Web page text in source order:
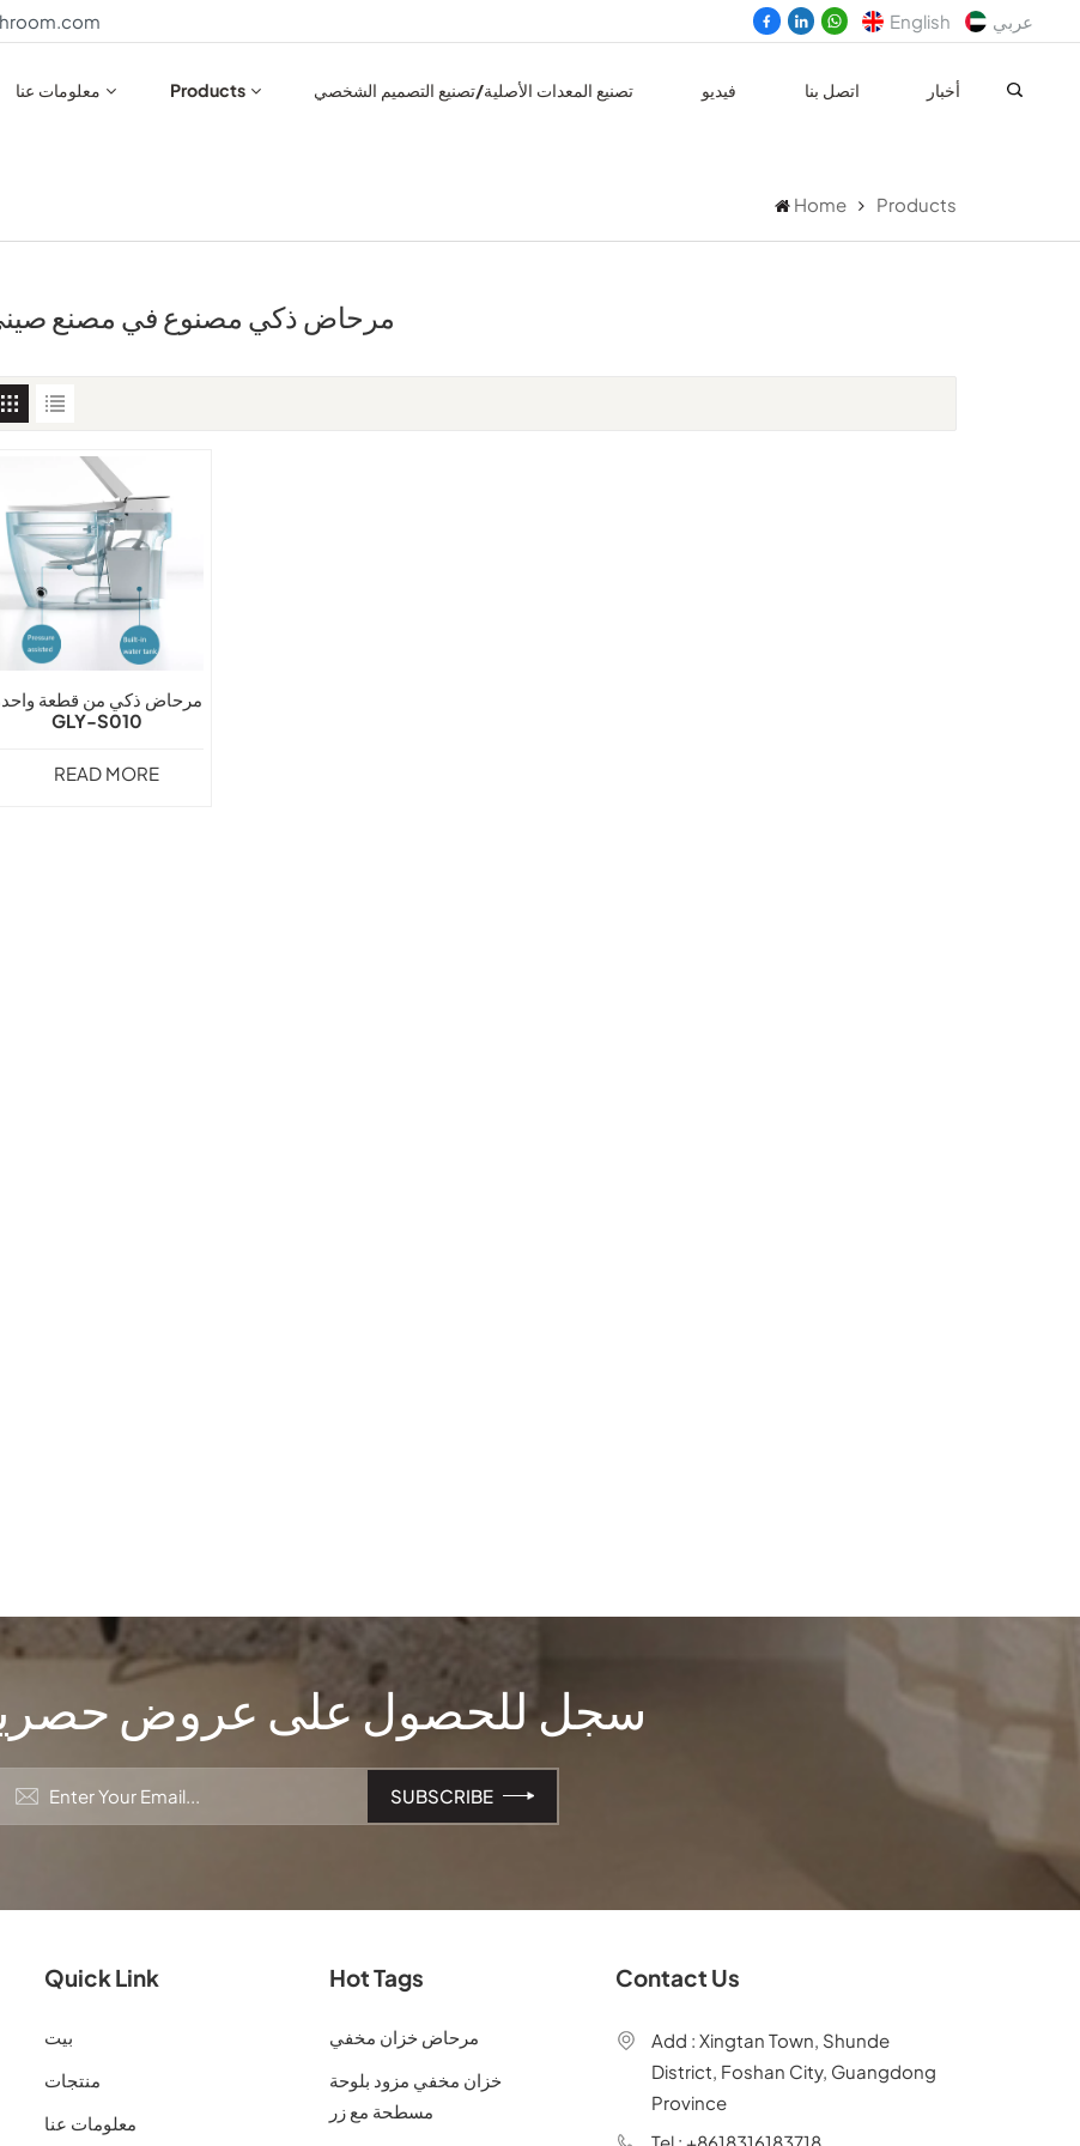
English عربي
معلومات عنا Products تصنيع المعدات الأصلية/تصنيع التصميم الشخصي فيديو اتصل بنا أخبار
Home Products
مرحاض ذكي مصنوع في مصنع
مرحاض ذكي من قطعة
GLY-S010
READ MORE
سجل للحصول على عروض
Quick Link
بيت
منتجات
معلومات عنا
Hot Tags
مرحاض خزان مخفي
خزان مخفي مزود بلوحة
مسطحة مع زر
Contact Us
Add : Xingtan Town, Shunde
District, Foshan City, Guangdong
Province